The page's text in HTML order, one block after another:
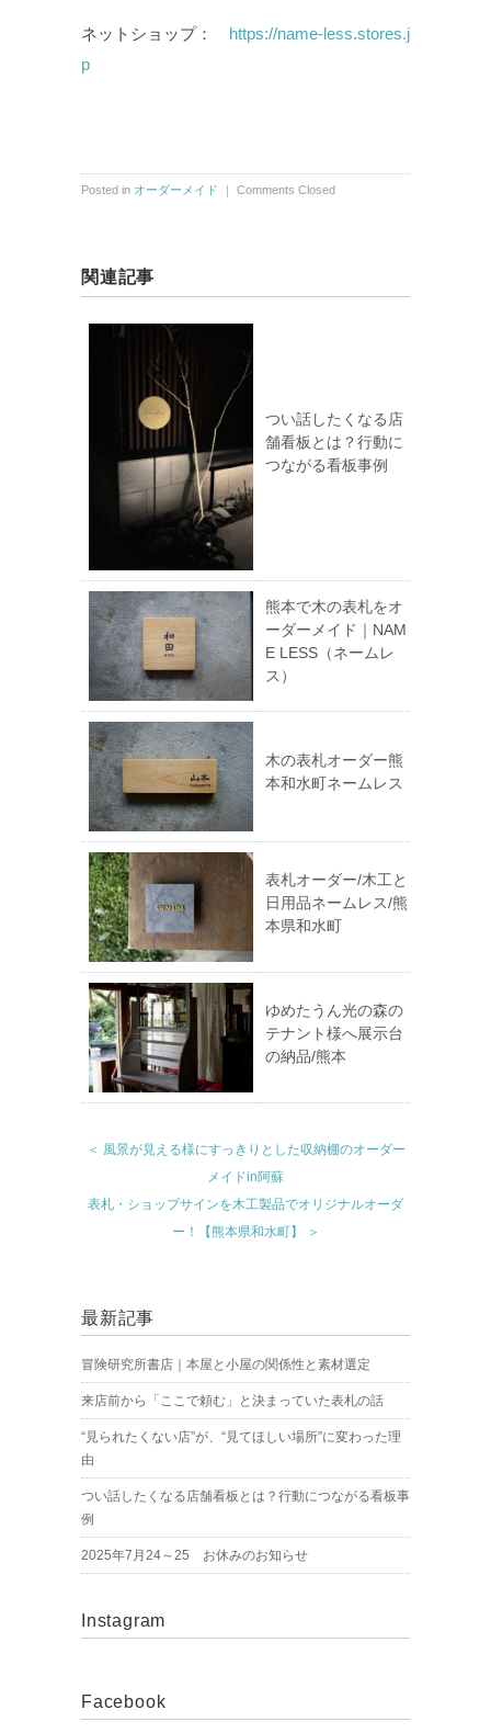
ネットショップ： https://name-less.stores.j
p
Posted in オーダーメイド ｜ Comments Closed
関連記事
つい話したくなる店
舗看板とは？行動に
つながる看板事例
熊本で木の表札をオ
ーダーメイド｜NAM
E LESS（ネームレ
ス）
木の表札オーダー熊
本和水町ネームレス
表札オーダー/木工と
日用品ネームレス/熊
本県和水町
ゆめたうん光の森の
テナント様へ展示台
の納品/熊本
＜ 風景が見える様にすっきりとした収納棚のオーダー
メイドin阿蘇
表札・ショップサインを木工製品でオリジナルオーダ
ー！【熊本県和水町】 ＞
最新記事
冒険研究所書店｜本屋と小屋の関係性と素材選定
来店前から「ここで頼む」と決まっていた表札の話
“見られたくない店”が、“見てほしい場所”に変わった理
由
つい話したくなる店舗看板とは？行動につながる看板事
例
2025年7月24～25 お休みのお知らせ
Instagram
Facebook